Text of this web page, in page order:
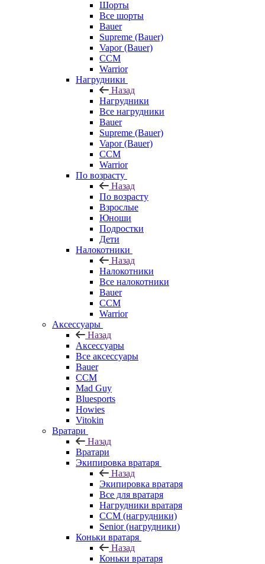
Шорты
Все шорты
Bauer
Supreme (Bauer)
Vapor (Bauer)
CCM
Warrior
Нагрудники
Назад
Нагрудники
Все нагрудники
Bauer
Supreme (Bauer)
Vapor (Bauer)
CCM
Warrior
По возрасту
Назад
По возрасту
Взрослые
Юноши
Подростки
Дети
Налокотники
Назад
Налокотники
Все налокотники
Bauer
CCM
Warrior
Аксессуары
Назад
Аксессуары
Все аксессуары
Bauer
CCM
Mad Guy
Bluesports
Howies
Vitokin
Вратари
Назад
Вратари
Экипировка вратаря
Назад
Экипировка вратаря
Все для вратаря
Нагрудники вратаря
CCM (нагрудники)
Senior (нагрудники)
Коньки вратаря
Назад
Коньки вратаря